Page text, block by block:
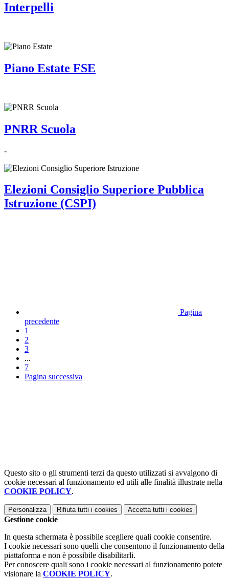
Interpelli
Piano Estate FSE
PNRR Scuola
-
Elezioni Consiglio Superiore Pubblica
Istruzione (CSPI)
Pagina
precedente
1
2
3
...
7
Pagina successiva
Questo sito o gli strumenti terzi da questo utilizzati si avvalgono di
cookie necessari al funzionamento ed utili alle finalità illustrate nella
COOKIE POLICY.
Personalizza Rifiuta tutti i cookies Accetta tutti i cookies
Gestione cookie
In questa schermata è possibile scegliere quali cookie consentire.
I cookie necessari sono quelli che consentono il funzionamento della
piattaforma e non è possibile disabilitarli.
Per conoscere quali sono i cookie necessari al funzionamento potete
visionare la COOKIE POLICY.